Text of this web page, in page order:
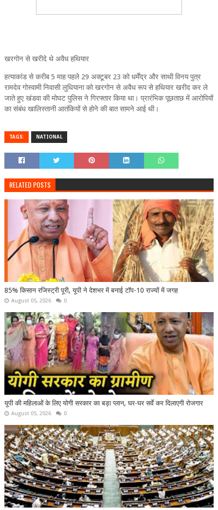
खरगोन से खरीदे थे अवैध हथियार
हत्याकांड से करीब 5 माह पहले 29 अक्टूबर 23 को धर्मेंद्र और साथी विनय पुत्र
रामदेव गोस्वामी निवासी लुधियाना को खरगोन से अवैध रूप से हथियार खरीद कर ले
जाते हुए खंडवा की मोघट पुलिस ने गिरफ्तार किया था। प्रारंभिक पूछताछ में आरोपियों
का संबंध खालिस्तानी आतंकियों से होने की बात सामने आई थी।
TAGS: NATIONAL
RELATED POSTS
85% किसान रजिस्ट्री पूरी, यूपी ने देशभर में बनाई टॉप-10 राज्यों में जगह
August 05, 2026 0
यूपी की महिलाओं के लिए योगी सरकार का बड़ा प्लान, घर-घर सर्वे कर दिलाएगी रोजगार
August 05, 2026 0